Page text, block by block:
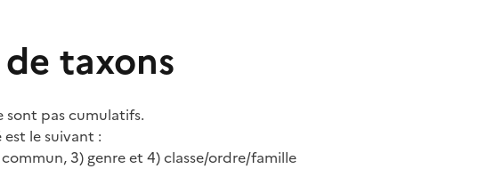
taxons
sont pas cumulatifs.
le suivant :
3) genre et 4) classe/ordre/famille